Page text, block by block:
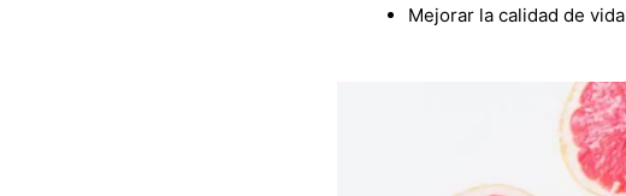
Mejorar la calidad de vida